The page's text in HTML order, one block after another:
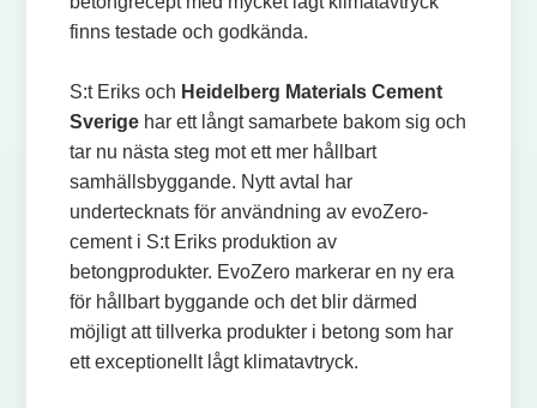
finns testade och godkända.
S:t Eriks och Heidelberg Materials Cement
Sverige har ett långt samarbete bakom sig och
tar nu nästa steg mot ett mer hållbart
samhällsbyggande. Nytt avtal har
undertecknats för användning av evoZero-
cement i S:t Eriks produktion av
betongprodukter. EvoZero markerar en ny era
för hållbart byggande och det blir därmed
möjligt att tillverka produkter i betong som har
ett exceptionellt lågt klimatavtryck.